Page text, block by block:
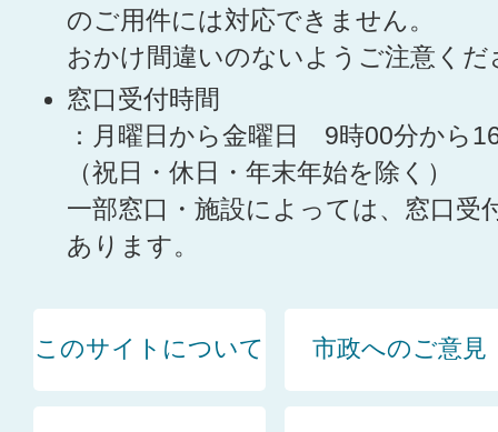
のご用件には対応できません。
おかけ間違いのないようご注意くだ
窓口受付時間
：月曜日から金曜日 9時00分から
（祝日・休日・年末年始を除く）
一部窓口・施設によっては、窓口受
あります。
このサイトについて 市政へのご意見